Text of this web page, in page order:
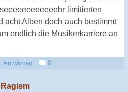
limitierten
acht Alben doch auch bestimmt
endlich die Musikerkarriere an
Antworten 0
Ragism